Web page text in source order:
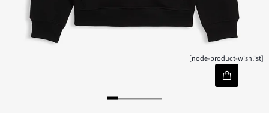
[node-product-wishlist]